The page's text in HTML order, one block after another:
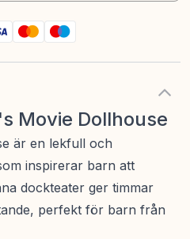
Movie Dollhouse
är en lekfull och
inspirerar barn att
dockteater ger timmar
perfekt för barn från